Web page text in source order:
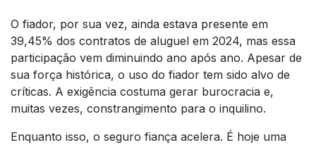
O fiador, por sua vez, ainda estava presente em
39,45% dos contratos de aluguel em 2024, mas essa
participação vem diminuindo ano após ano. Apesar de
sua força histórica, o uso do fiador tem sido alvo de
críticas. A exigência costuma gerar burocracia e,
muitas vezes, constrangimento para o inquilino.
Enquanto isso, o seguro fiança acelera. É hoje uma